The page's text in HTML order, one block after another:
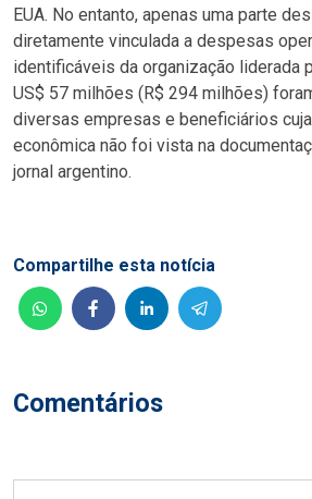
EUA. No entanto, apenas uma parte
diretamente vinculada a despesas
identificáveis ​​da organização liderada
US$ 57 milhões (R$ 294 milhões)
diversas empresas e beneficiários
econômica não foi vista na
jornal argentino.
Comentários
Compartilhe esta notícia